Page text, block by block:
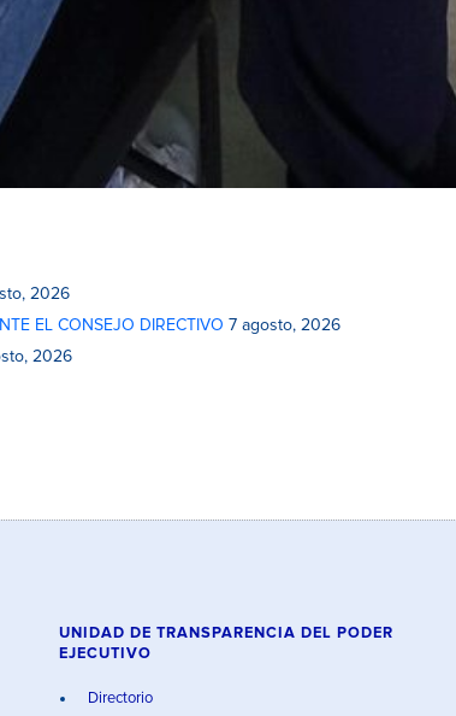
2026
EL CONSEJO DIRECTIVO 7 agosto, 2026
2026
UNIDAD DE TRANSPARENCIA DEL PODER
EJECUTIVO
Directorio